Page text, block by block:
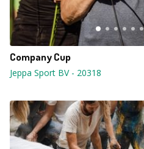
Company Cup
Jeppa Sport BV- 20318